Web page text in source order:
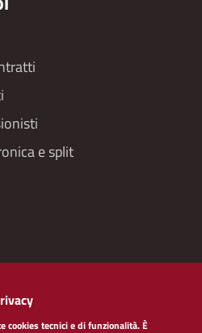
e split
cookies tecnici e di funzionalità. È